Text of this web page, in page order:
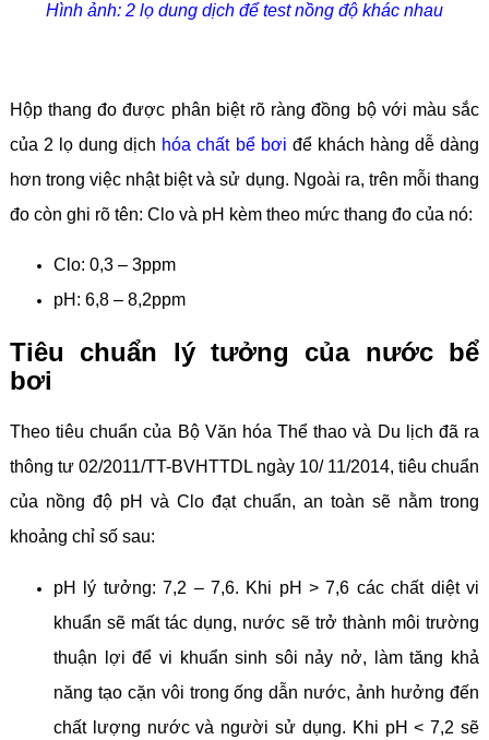
Hình ảnh: 2 lọ dung dịch để test nồng độ khác nhau
Hộp thang đo được phân biệt rõ ràng đồng bộ với màu sắc
của 2 lọ dung dịch hóa chất bể bơi để khách hàng dễ dàng
hơn trong việc nhật biệt và sử dụng. Ngoài ra, trên mỗi thang
đo còn ghi rõ tên: Clo và pH kèm theo mức thang đo của nó:
Clo: 0,3 – 3ppm
pH: 6,8 – 8,2ppm
Tiêu chuẩn lý tưởng của nước bể
bơi
Theo tiêu chuẩn của Bộ Văn hóa Thể thao và Du lịch đã ra
thông tư 02/2011/TT-BVHTTDL ngày 10/ 11/2014, tiêu chuẩn
của nồng độ pH và Clo đạt chuẩn, an toàn sẽ nằm trong
khoảng chỉ số sau:
pH lý tưởng: 7,2 – 7,6. Khi pH > 7,6 các chất diệt vi
khuẩn sẽ mất tác dụng, nước sẽ trở thành môi trường
thuận lợi để vi khuẩn sinh sôi nảy nở, làm tăng khả
năng tạo cặn vôi trong ống dẫn nước, ảnh hưởng đến
chất lượng nước và người sử dụng. Khi pH < 7,2 sẽ